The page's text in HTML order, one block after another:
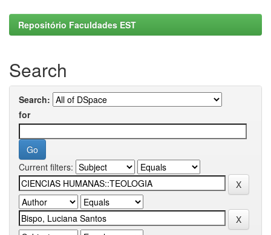
Repositório Faculdades EST
Search
Search:
for
Current filters: